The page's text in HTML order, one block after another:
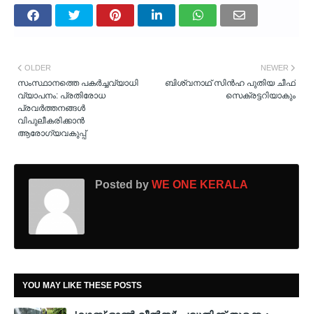
NEWER
ബിശ്വനാഥ് സിന്‍ഹ പുതിയ ചീഫ്
സെക്രട്ടറിയാകും
OLDER
സംസ്ഥാനത്തെ പകർച്ചവ്യാധി
വ്യാപനം: പ്രതിരോധ
പ്രവർത്തനങ്ങൾ
വിപുലീകരിക്കാൻ
ആരോഗ്യവകുപ്പ്
Posted by WE ONE KERALA
YOU MAY LIKE THESE POSTS